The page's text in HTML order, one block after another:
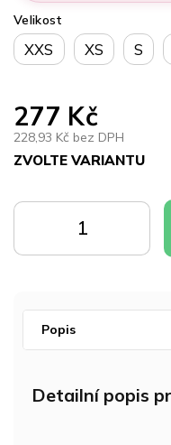
277 Kč
228,93 Kč bez DPH
ZVOLTE VARIANTU
cena:
Velikost
XXS XS S
KOŠÍKU
KOŠÍKU
Popis
Detailní popis